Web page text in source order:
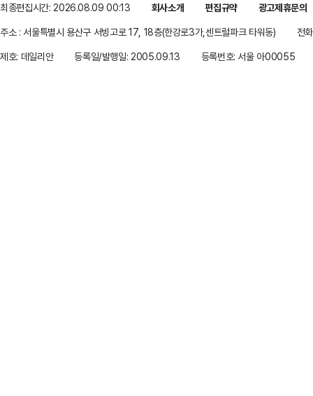
최종편집시간: 2026.08.09 00:13 회사소개 편집규약
광고제휴문의
주소 : 서울특별시 용산구 서빙고로 17, 18층(한강로3가,센트럴파크 타워동)
전
제호: 데일리안
등록일/발행일: 2005.09.13 등록번호: 서울 아00055